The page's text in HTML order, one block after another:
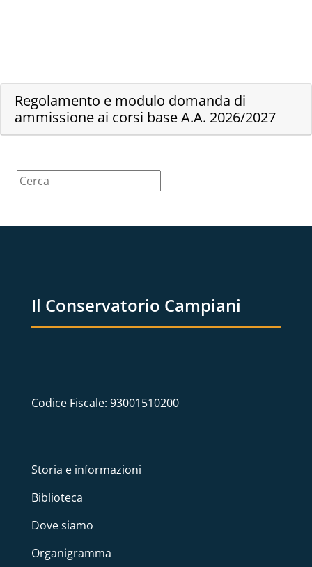
Regolamento e modulo domanda di
ammissione ai corsi base A.A. 2026/2027
Il Conservatorio Campiani
Codice Fiscale: 93001510200
Storia e informazioni
Biblioteca
Dove siamo
Organigramma